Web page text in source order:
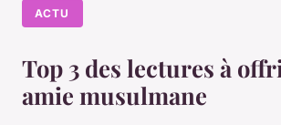
ACTU
Top 3 des lectures à
amie musulmane